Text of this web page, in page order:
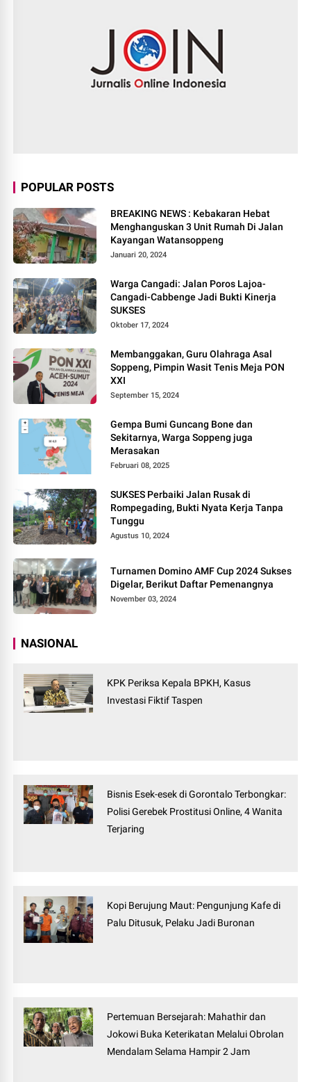
POPULAR POSTS
BREAKING NEWS : Kebakaran Hebat
Menghanguskan 3 Unit Rumah Di Jalan
Kayangan Watansoppeng
Januari 20, 2024
Warga Cangadi: Jalan Poros Lajoa-
Cangadi-Cabbenge Jadi Bukti Kinerja
SUKSES
Oktober 17, 2024
Membanggakan, Guru Olahraga Asal
Soppeng, Pimpin Wasit Tenis Meja PON
XXI
September 15, 2024
Gempa Bumi Guncang Bone dan
Sekitarnya, Warga Soppeng juga
Merasakan
Februari 08, 2025
SUKSES Perbaiki Jalan Rusak di
Rompegading, Bukti Nyata Kerja Tanpa
Tunggu
Agustus 10, 2024
Turnamen Domino AMF Cup 2024 Sukses
Digelar, Berikut Daftar Pemenangnya
November 03, 2024
NASIONAL
KPK Periksa Kepala BPKH, Kasus
Investasi Fiktif Taspen
Bisnis Esek-esek di Gorontalo Terbongkar:
Polisi Gerebek Prostitusi Online, 4 Wanita
Terjaring
Kopi Berujung Maut: Pengunjung Kafe di
Palu Ditusuk, Pelaku Jadi Buronan
Pertemuan Bersejarah: Mahathir dan
Jokowi Buka Keterikatan Melalui Obrolan
Mendalam Selama Hampir 2 Jam